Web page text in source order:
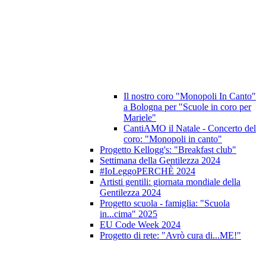
Il nostro coro "Monopoli In Canto"
a Bologna per "Scuole in coro per
Mariele"
CantiAMO il Natale - Concerto del
coro: "Monopoli in canto"
Progetto Kellogg's: "Breakfast club"
Settimana della Gentilezza 2024
#IoLeggoPERCHÈ 2024
Artisti gentili: giornata mondiale della
Gentilezza 2024
Progetto scuola - famiglia: "Scuola
in...cima" 2025
EU Code Week 2024
Progetto di rete: "Avrò cura di...ME!"